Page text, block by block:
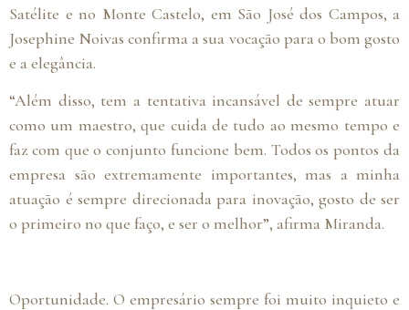
Satélite e no Monte Castelo, em São José dos Campos, a
Josephine Noivas confirma a sua vocação para o bom gosto
e a elegância.
“Além disso, tem a tentativa incansável de sempre atuar
como um maestro, que cuida de tudo ao mesmo tempo e
faz com que o conjunto funcione bem. Todos os pontos da
empresa são extremamente importantes, mas a minha
atuação é sempre direcionada para inovação, gosto de ser
o primeiro no que faço, e ser o melhor”, afirma Miranda.
Oportunidade. O empresário sempre foi muito inquieto e